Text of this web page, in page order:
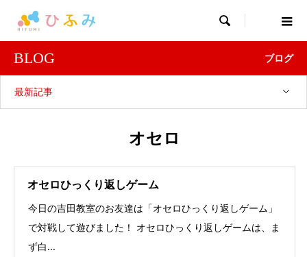

BLOG ブログ
最新記事
オセロ
オセロひっくり返しゲーム
今日の吉田教室のお友達は「オセロひっくり返しゲーム」
で対戦して遊びました！ オセロひっくり返しゲームは、ま
ず白...